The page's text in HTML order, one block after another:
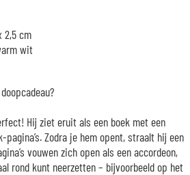
2,5 cm
wit
Hij ziet eruit als een boek met een
Zodra je hem opent, straalt hij een
vouwen zich open als een accordeon,
rond kunt neerzetten – bijvoorbeeld op het